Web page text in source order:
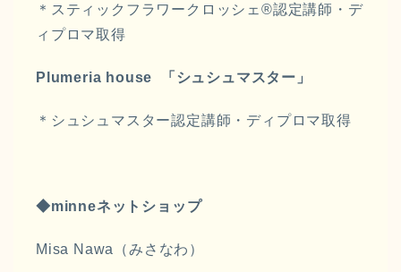
＊スティックフラワークロッシェ®︎認定講師・デ
ィプロマ取得
Plumeria house 「シュシュマスター」
＊シュシュマスター認定講師・ディプロマ取得
◆minneネットショップ
Misa Nawa（みさなわ）